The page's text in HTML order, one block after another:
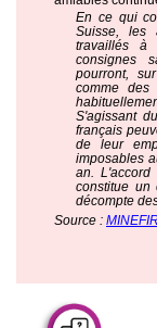
En ce qui
Suisse, les
travaillés à
consignes
pourront,
comme
S'agissant
français
de leur
imposables
an.
constitue un
décompte
Source :